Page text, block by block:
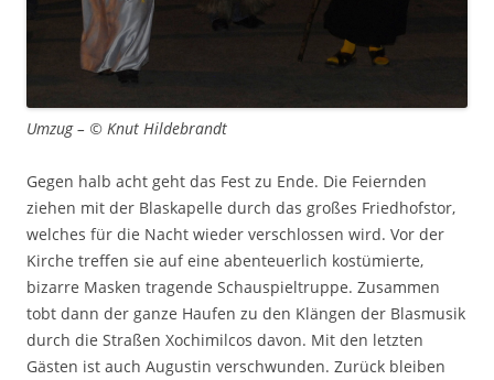
Umzug – © Knut Hildebrandt
Gegen halb acht geht das Fest zu Ende. Die Feiernden
ziehen mit der Blaskapelle durch das großes Friedhofstor,
welches für die Nacht wieder verschlossen wird. Vor der
Kirche treffen sie auf eine abenteuerlich kostümierte,
bizarre Masken tragende Schauspieltruppe. Zusammen
tobt dann der ganze Haufen zu den Klängen der Blasmusik
durch die Straßen Xochimilcos davon. Mit den letzten
Gästen ist auch Augustin verschwunden. Zurück bleiben